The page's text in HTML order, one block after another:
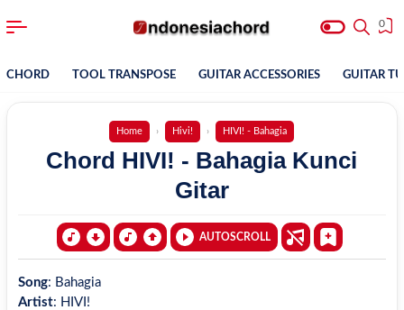
0
CHORD TOOL TRANSPOSE GUITAR ACCESSORIES GUITAR
Home Hivi! HIVI! - Bahagia
Chord HIVI! - Bahagia Kunci
Gitar
AUTOSCROLL
Song: Bahagia
Artist: HIVI!